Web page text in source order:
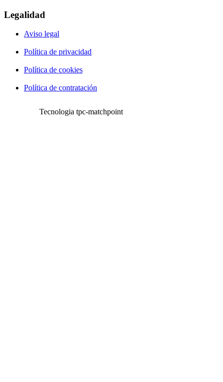
Legalidad
Aviso legal
Política de privacidad
Política de cookies
Política de contratación
Tecnologia tpc-matchpoint